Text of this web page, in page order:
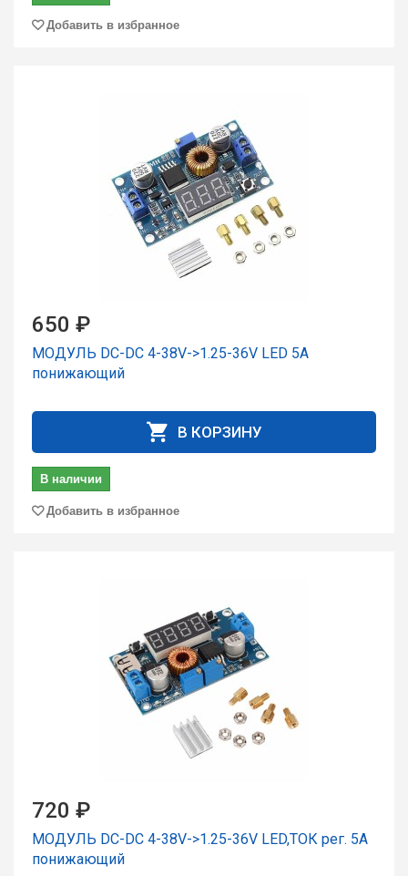
Добавить в избранное
650 ₽
МОДУЛЬ DC-DC 4-38V->1.25-36V LED 5A
понижающий
В КОРЗИНУ
В наличии
Добавить в избранное
720 ₽
МОДУЛЬ DC-DC 4-38V->1.25-36V LED,ТОК рег. 5A
понижающий